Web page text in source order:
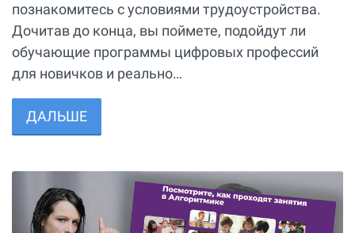
познакомитесь с условиями трудоустройства.
Дочитав до конца, вы поймете, подойдут ли
обучающие программы цифровых профессий
для новичков и реально…
ДАЛЬШЕ